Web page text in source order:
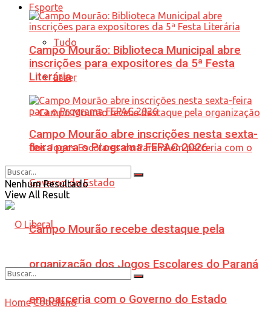
Esporte
Tudo
Lazer
Campo Mourão recebe destaque pela
organização dos Jogos Escolares do Paraná
em parceria com o Governo do Estado
Campo Mourão: Biblioteca Municipal abre
inscrições para expositores da 5ª Festa
Literária
Campo Mourão abre inscrições nesta sexta-
feira para o Programa FEPAC 2026
Nenhum Resultado
View All Result
Home Cotidiano